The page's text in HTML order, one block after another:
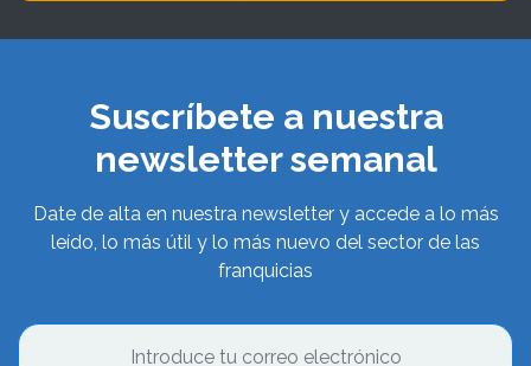
Suscríbete a nuestra
newsletter semanal
Date de alta en nuestra newsletter y accede a lo más
leído, lo más útil y lo más nuevo del sector de las
franquicias